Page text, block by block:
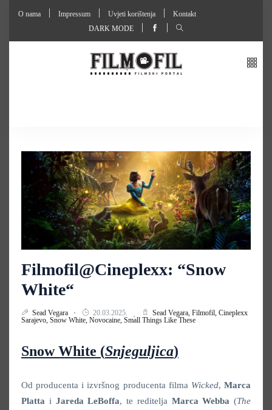
O nama Impressum Uvjeti korištenja
Kontakt
DARK MODE
Filmofil@Cineplexx: “Snow
White“
Sead Vegara 20.03.2025. Sead Vegara, Filmofil, Cineplexx
Sarajevo, Snow White, Novocaine, Small Things Like These
Snow White (Snjeguljica)
Od producenta i izvršnog producenta filma Wicked,Marca
Platta i Jareda LeBoffa, te reditelja Marca Webba (The